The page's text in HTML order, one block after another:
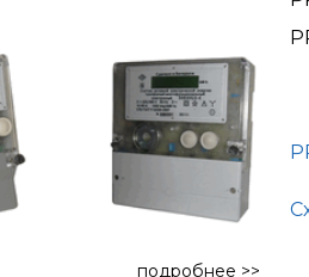
алюминиевые
двухсторонние
стальные
двухсторонние стальные
подробнее >>